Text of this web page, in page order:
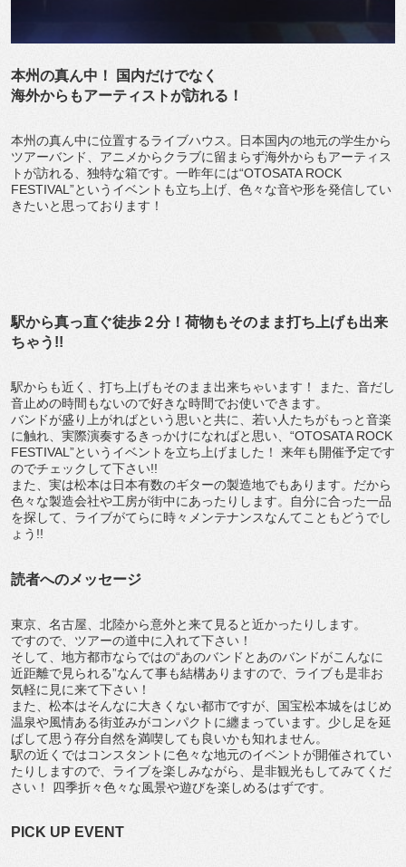
本州の真ん中！ 国内だけでなく
海外からもアーティストが訪れる！
本州の真ん中に位置するライブハウス。日本国内の地元の学生から
ツアーバンド、アニメからクラブに留まらず海外からもアーティス
トが訪れる、独特な箱です。一昨年には“OTOSATA ROCK
FESTIVAL”というイベントも立ち上げ、色々な音や形を発信してい
きたいと思っております！
駅から真っ直ぐ徒歩２分！荷物もそのまま打ち上げも出来
ちゃう!!
駅からも近く、打ち上げもそのまま出来ちゃいます！ また、音だし
音止めの時間もないので好きな時間でお使いできます。
バンドが盛り上がればという思いと共に、若い人たちがもっと音楽
に触れ、実際演奏するきっかけになればと思い、“OTOSATA ROCK
FESTIVAL”というイベントを立ち上げました！ 来年も開催予定です
のでチェックして下さい!!
また、実は松本は日本有数のギターの製造地でもあります。だから
色々な製造会社や工房が街中にあったりします。自分に合った一品
を探して、ライブがてらに時々メンテナンスなんてこともどうでし
ょう!!
読者へのメッセージ
東京、名古屋、北陸から意外と来て見ると近かったりします。
ですので、ツアーの道中に入れて下さい！
そして、地方都市ならではの“あのバンドとあのバンドがこんなに
近距離で見られる”なんて事も結構ありますので、ライブも是非お
気軽に見に来て下さい！
また、松本はそんなに大きくない都市ですが、国宝松本城をはじめ
温泉や風情ある街並みがコンパクトに纏まっています。少し足を延
ばして思う存分自然を満喫しても良いかも知れません。
駅の近くではコンスタントに色々な地元のイベントが開催されてい
たりしますので、ライブを楽しみながら、是非観光もしてみてくだ
さい！ 四季折々色々な風景や遊びを楽しめるはずです。
PICK UP EVENT